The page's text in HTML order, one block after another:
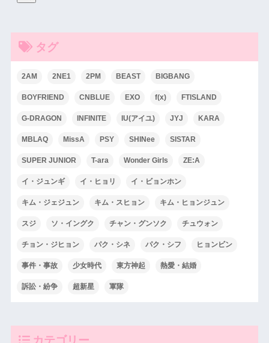
タグ
2AM 2NE1 2PM BEAST BIGBANG
BOYFRIEND CNBLUE EXO f(x) FTISLAND
G-DRAGON INFINITE IU(アイユ) JYJ KARA
MBLAQ MissA PSY SHINee SISTAR
SUPER JUNIOR T-ara Wonder Girls ZE:A
イ・ジュンギ イ・ヒョリ イ・ビョンホン
キム・ジェジュン キム・スヒョン キム・ヒョンジュン
スジ ソ・イングク チャン・グンソク チュウォン
チョン・ジヒョン パク・シネ パク・シフ ヒョンビン
事件・事故 少女時代 東方神起 熱愛・結婚
訴訟・紛争 超新星 軍隊